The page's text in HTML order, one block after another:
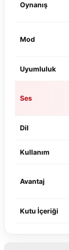
Oynanış
Mod
Uyumluluk
Ses
Dil
Kullanım
Avantaj
Kutu İçeriği